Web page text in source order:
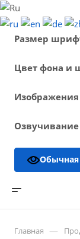
Размер
Цвет фона и
Изображения
Озвучивание
Обычная
Главная —